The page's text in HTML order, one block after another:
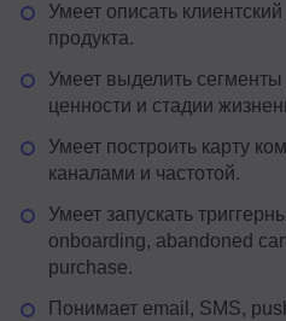
Умеет описать
продукта.
Умеет выделить
ценности и стадии
Умеет построить карту
каналами и частотой.
Умеет запускать
onboarding, abandoned
purchase.
Понимает email, SMS,